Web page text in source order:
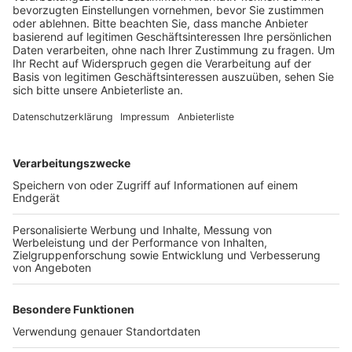
Veröffentlicht:Dienstag, 14.07.2020 11:17
Anzeige
Für die Autofahrer heißt das: in der Nacht auf
Der Verkehr wird innerhalb des Autobahnkreuzes
umgeleitet. In der Nacht von Donnerstag auf Freitag
ist in der Zeit von 22 Uhr bis 5 Uhr die A1 in Richtung
Koblenz betroffen. Hier erfolgt die Umleitung über die
A59-Anschlussstelle Rheindorf.